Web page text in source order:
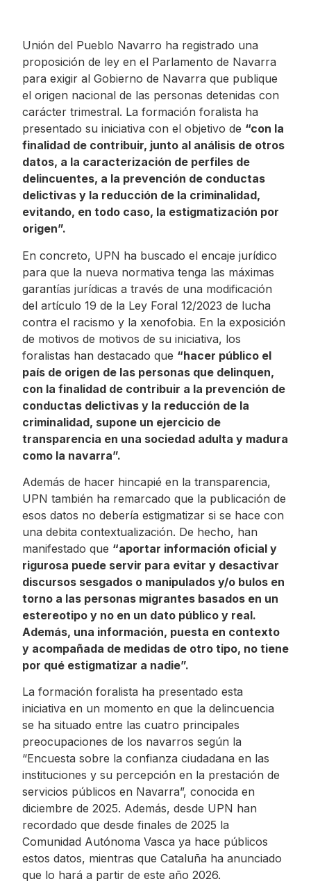
Unión del Pueblo Navarro ha registrado una
proposición de ley en el Parlamento de Navarra
para exigir al Gobierno de Navarra que publique
el origen nacional de las personas detenidas con
carácter trimestral. La formación foralista ha
presentado su iniciativa con el objetivo de “con la
finalidad de contribuir, junto al análisis de otros
datos, a la caracterización de perfiles de
delincuentes, a la prevención de conductas
delictivas y la reducción de la criminalidad,
evitando, en todo caso, la estigmatización por
origen”.
En concreto, UPN ha buscado el encaje jurídico
para que la nueva normativa tenga las máximas
garantías jurídicas a través de una modificación
del artículo 19 de la Ley Foral 12/2023 de lucha
contra el racismo y la xenofobia. En la exposición
de motivos de motivos de su iniciativa, los
foralistas han destacado que “hacer público el
país de origen de las personas que delinquen,
con la finalidad de contribuir a la prevención de
conductas delictivas y la reducción de la
criminalidad, supone un ejercicio de
transparencia en una sociedad adulta y madura
como la navarra”.
Además de hacer hincapié en la transparencia,
UPN también ha remarcado que la publicación de
esos datos no debería estigmatizar si se hace con
una debita contextualización. De hecho, han
manifestado que “aportar información oficial y
rigurosa puede servir para evitar y desactivar
discursos sesgados o manipulados y/o bulos en
torno a las personas migrantes basados en un
estereotipo y no en un dato público y real.
Además, una información, puesta en contexto
y acompañada de medidas de otro tipo, no tiene
por qué estigmatizar a nadie”.
La formación foralista ha presentado esta
iniciativa en un momento en que la delincuencia
se ha situado entre las cuatro principales
preocupaciones de los navarros según la
“Encuesta sobre la confianza ciudadana en las
instituciones y su percepción en la prestación de
servicios públicos en Navarra”, conocida en
diciembre de 2025. Además, desde UPN han
recordado que desde finales de 2025 la
Comunidad Autónoma Vasca ya hace públicos
estos datos, mientras que Cataluña ha anunciado
que lo hará a partir de este año 2026.